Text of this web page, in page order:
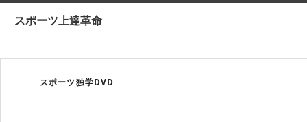
スポーツ上達革命
スポーツ独学DVD